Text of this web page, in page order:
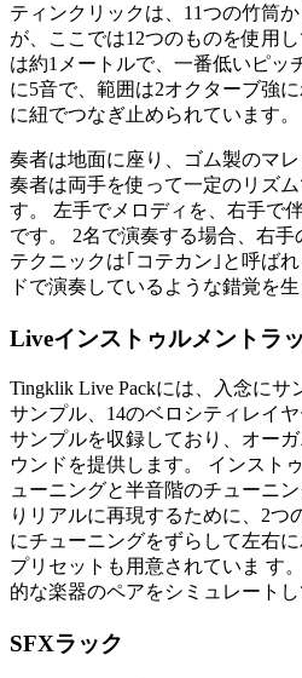
ティンクリックは、11つの竹筒
が、ここでは12つのものを使用
は約1メートルで、一番低いピッ
に5音で、範囲は2オクターブ強
に紐でつなぎ止められています。
奏者は地面に座り、ゴム製のマレ
奏者は両手を使って一定のリズ
す。 左手でメロディを、右手で
です。 2名で演奏する場合、右
テクニックは｢コテカン｣と呼ば
ドで演奏しているような錯覚を生
Liveインストゥルメントラ
Tingklik Live Packには、入念に
サンプル、14のベロシティレイ
サンプルを収録しており、オー
ウンドを提供します。 インスト
ューニングと半音階のチューニ
りリアルに再現するために、2つ
にチューニングをずらして左右
プリセットも用意されていま す
的な楽器のペアをシミュレートし
SFXラック